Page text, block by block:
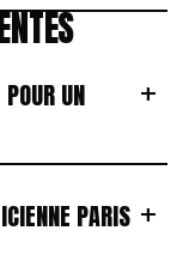
UN +
PARIS +